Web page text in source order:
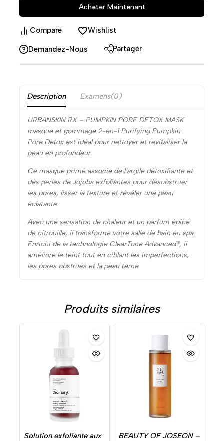
Acheter Maintenant
Compare Wishlist
Demandez-Nous Partager
Description Examens(0)
URBANSKIN RX – PUMPKIN PORE DETOX MASK
masque et gommage 2-en-1 Purifying Pumpkin
Pore Detox est idéal pour nettoyer et revitaliser la
peau en profondeur.
Ce masque primé associe de l’argile détoxifiante et
des perles de Jojoba exfoliantes pour désobstruer
les pores, lisser la texture et révéler une peau
éclatante.
Avec une sensation de chaleur et un parfum épicé
de citrouille, il transforme votre salle de bain en spa.
Enrichi de la technologie ClearTone Advanced®, il
améliore le teint tout en ciblant les imperfections,
les pores obstrués et la peau terne.
Produits similaires
Solution exfoliante aux
BEAUTY OF JOSEON –